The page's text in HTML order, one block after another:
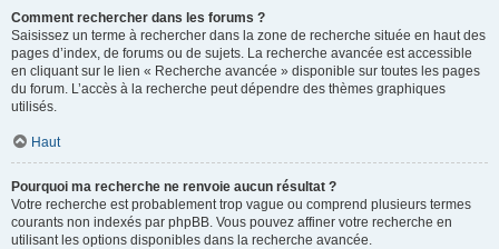
Comment rechercher dans les forums ?
Saisissez un terme à rechercher dans la zone de recherche située en haut des
pages d’index, de forums ou de sujets. La recherche avancée est accessible
en cliquant sur le lien « Recherche avancée » disponible sur toutes les pages
du forum. L’accès à la recherche peut dépendre des thèmes graphiques
utilisés.
Haut
Pourquoi ma recherche ne renvoie aucun résultat ?
Votre recherche est probablement trop vague ou comprend plusieurs termes
courants non indexés par phpBB. Vous pouvez affiner votre recherche en
utilisant les options disponibles dans la recherche avancée.